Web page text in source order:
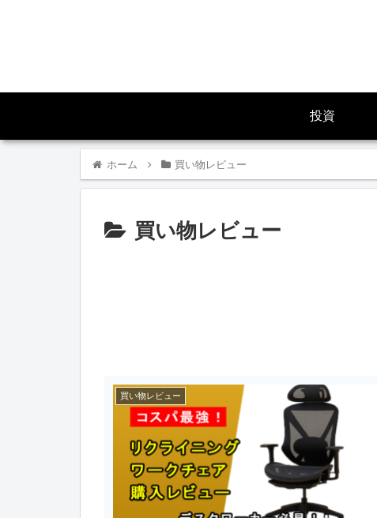
投資
ホーム 買い物レビュー
買い物レビュー
買い物レビュー